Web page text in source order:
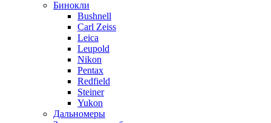
Бинокли
Bushnell
Carl Zeiss
Leica
Leupold
Nikon
Pentax
Redfield
Steiner
Yukon
Дальномеры